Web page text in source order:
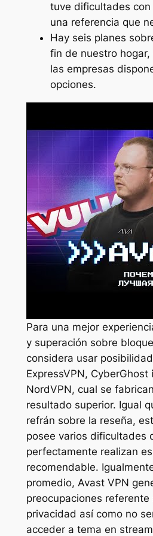
tuve dificultades
una referencia que
Hay seis planes
fin de nuestro
las empresas
opciones.
Para una mejor
y superación sobre
considera usar
ExpressVPN,
NordVPN, cual se
resultado superior. Igual
refrán sobre la reseña,
posee varios dificultades
perfectamente realizan
recomendable.
promedio, Avast VPN
preocupaciones referente
privacidad así­ como no
acceder a tema en